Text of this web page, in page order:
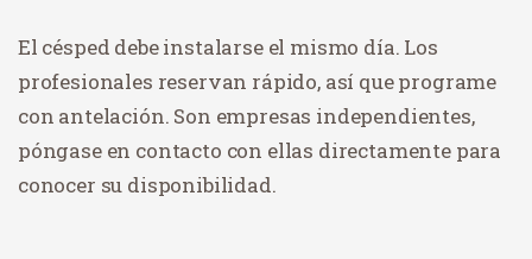
El césped debe instalarse el mismo día. Los
profesionales reservan rápido, así que programe
con antelación. Son empresas independientes,
póngase en contacto con ellas directamente para
conocer su disponibilidad.